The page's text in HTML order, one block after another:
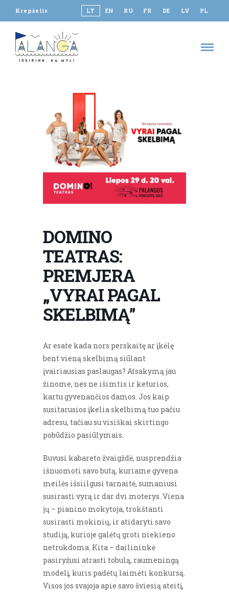
Krepšelis LT EN RU FR DE LV PL
DOMINO
TEATRAS:
PREMJERA
„VYRAI PAGAL
SKELBIMĄ”
Ar esate kada nors perskaitę ar įkėlę
bent vieną skelbimą siūlant
įvairiausias paslaugas? Atsakymą jau
žinome, nes ne išimtis ir keturios,
kartu gyvenančios damos. Jos kaip
susitarusios įkelia skelbimą tuo pačiu
adresu, tačiau su visiškai skirtingo
pobūdžio pasiūlymais.
Buvusi kabareto žvaigždė, nusprendžia
išnuomoti savo butą, kuriame gyvena
meilės išsiilgusi tarnaitė, sumaniusi
susirasti vyrą ir dar dvi moterys. Viena
jų – pianino mokytoja, trokštanti
susirasti mokinių, ir atidaryti savo
studiją, kurioje galėtų groti niekieno
netrukdoma. Kita – dailininkė
pasiryžusi atrasti tobulą, raumeningą
modelį, kuris padėtų laimėti konkursą.
Visos jos svajoja apie savo šviesią ateitį,